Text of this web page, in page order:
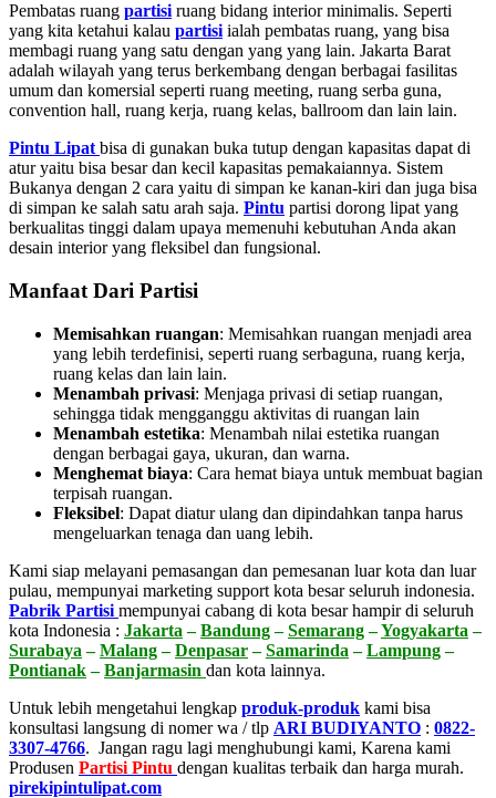
Pembatas ruang partisi ruang bidang interior minimalis. Seperti
yang kita ketahui kalau partisi ialah pembatas ruang, yang bisa
membagi ruang yang satu dengan yang yang lain. Jakarta Barat
adalah wilayah yang terus berkembang dengan berbagai fasilitas
umum dan komersial seperti ruang meeting, ruang serba guna,
convention hall, ruang kerja, ruang kelas, ballroom dan lain lain.
Pintu Lipat bisa di gunakan buka tutup dengan kapasitas dapat di
atur yaitu bisa besar dan kecil kapasitas pemakaiannya. Sistem
Bukanya dengan 2 cara yaitu di simpan ke kanan-kiri dan juga bisa
di simpan ke salah satu arah saja. Pintu partisi dorong lipat yang
berkualitas tinggi dalam upaya memenuhi kebutuhan Anda akan
desain interior yang fleksibel dan fungsional.
Manfaat Dari Partisi
Memisahkan ruangan: Memisahkan ruangan menjadi area
yang lebih terdefinisi, seperti ruang serbaguna, ruang kerja,
ruang kelas dan lain lain.
Menambah privasi: Menjaga privasi di setiap ruangan,
sehingga tidak mengganggu aktivitas di ruangan lain
Menambah estetika: Menambah nilai estetika ruangan
dengan berbagai gaya, ukuran, dan warna.
Menghemat biaya: Cara hemat biaya untuk membuat bagian
terpisah ruangan.
Fleksibel: Dapat diatur ulang dan dipindahkan tanpa harus
mengeluarkan tenaga dan uang lebih.
Kami siap melayani pemasangan dan pemesanan luar kota dan luar
pulau, mempunyai marketing support kota besar seluruh indonesia.
Pabrik Partisi mempunyai cabang di kota besar hampir di seluruh
kota Indonesia : Jakarta –Bandung–Semarang–Yogyakarta –
Surabaya –Malang–Denpasar–Samarinda –Lampung–
Pontianak–Banjarmasin dan kota lainnya.
Untuk lebih mengetahui lengkap produk-produk kami bisa
konsultasi langsung di nomer wa / tlp ARI BUDIYANTO : 0822-
3307-4766. Jangan ragu lagi menghubungi kami, Karena kami
Produsen Partisi Pintu dengan kualitas terbaik dan harga murah.
pirekipintulipat.com